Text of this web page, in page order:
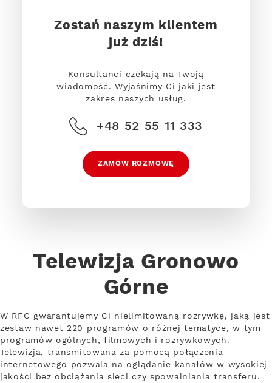
Zostań naszym klientem
już dziś!
Konsultanci czekają na Twoją
wiadomość. Wyjaśnimy Ci jaki jest
zakres naszych usług.
+48 52 55 11 333
ZAMÓW ROZMOWĘ
Telewizja Gronowo
Górne
W RFC gwarantujemy Ci nielimitowaną rozrywkę, jaką jest
zestaw nawet 220 programów o różnej tematyce, w tym
programów ogólnych, filmowych i rozrywkowych.
Telewizja, transmitowana za pomocą połączenia
internetowego pozwala na oglądanie kanałów w wysokiej
jakości bez obciążania sieci czy spowalniania transferu.